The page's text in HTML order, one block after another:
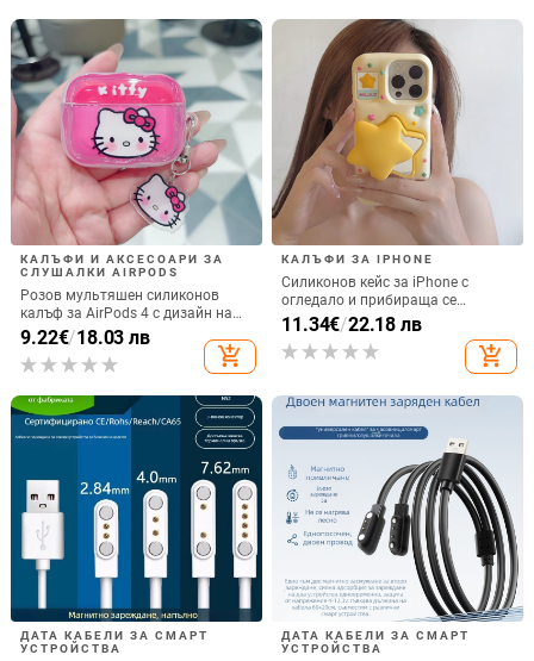
КАЛЪФИ И АКСЕСОАРИ ЗА
СЛУШАЛКИ AIRPODS
Розов мультяшен силиконов
калъф за AirPods 4 с дизайн на
котка
9.22€/18.03 лв
add_shopping_cart
КАЛЪФИ ЗА IPHONE
Силиконов кейс за iPhone с
огледало и прибираща се
подвижна стойка в дизайн на
петолъчка, съвместим с iPhone
13–17 Pro/Max
11.34€/22.18 лв
add_shopping_cart
ДАТА КАБЕЛИ ЗА СМАРТ
УСТРОЙСТВА
ДАТА КАБЕЛИ ЗА СМАРТ
УСТРОЙСТВА